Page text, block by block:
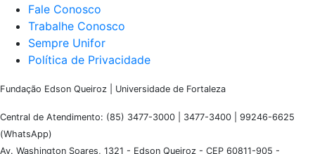
Fale Conosco
Trabalhe Conosco
Sempre Unifor
Política de Privacidade
Fundação Edson Queiroz | Universidade de Fortaleza
Central de Atendimento: (85) 3477-3000 | 3477-3400 | 99246-6625
(WhatsApp)
Av. Washington Soares, 1321 - Edson Queiroz - CEP 60811-905 -